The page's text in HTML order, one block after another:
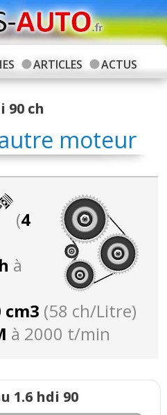
ARTICLES ACTUS
90 ch
moteur
(4
à
cm3 (58 ch/Litre)
à 2000 t/min
1.6 hdi 90